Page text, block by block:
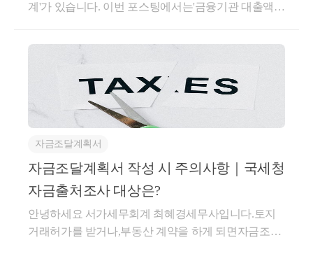
조건없이 무상으로 건네는 금품을 가리킨다고 할 것인
신부인 결혼 당사자와의 친분 관계에 기초하여 결혼
당사자에게 직접 건네진 것이라고 볼 부분을 제외한
나머지는 전액 혼주인 부모에게 귀속된다고 봄이 상당
하다.[서울행정법원 1999. 10. 1. 선고 99구928 판결]즉,
기본적으로 축의금은 혼주인 부모에게 귀속되는 것으
로 보며, 신랑 및 신부에게 직접적으로 귀속됨이 인정
되는 금액은 신랑 및 신부의 자금이라고 봄이 타당합
니다.친분 관계에 기초하여 직접 건네진 금액이 신랑
및 신부의 자금으로 인정될 수 있는 것이기에, 사실관
랑 및 신부의 지인으로부터 받게 된 금액을 증빙하면
이는 자금으로 사용할 수 있는 것입니다.또한, 요즘은
계'가 있습니다. 이번 포스팅에서는'금융기관 대출액
대해 답변을 드리려 합니다.일반적으로 주택을 구입하
며, 주택담보대출을 받거나 세입자를 끼고 구매하는
경우가 많습니다. 만약 자기자금이 부족하여 자금조달
계획서에 은행 대출을 기재한 후, 주택담보대출을 실
행하려는 경우 ⑧의 금융기관 대출액 합계에 주택담보
대출 실행액을 기재해야 합니다.자금조달계획서 제출
당시에실행되지 않은 대출을 어떻게 기재할까?자금조
달계획서 제출시점에 보통 주택담보대출을 신청하지
않은 경우가 많습니다. 잔금시기에 맞춰 주택담보대출
을 실행하고 잔금을 납부하는 것이 일반적이기 때문입
니다. 이런 경우 금융기관을 통해 실행 가능한 대출액
한도를 조회해보고 자금조달계획서 해당 란에 작성 후
자금조달계획서
자금조달계획서 작성 시 주의사항｜국세청
자금출처조사 대상은?
안녕하세요 서가세무회계 최혜경세무사입니다.토지
거래허가를 받거나,부동산 계약을 하게 되면자금조달